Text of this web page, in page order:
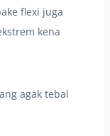
flexi juga
kena
agak tebal